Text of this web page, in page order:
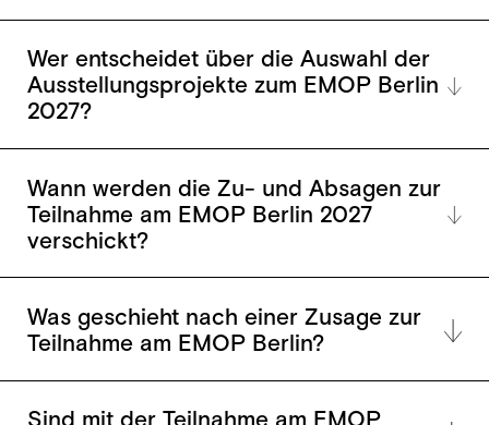
Wer entscheidet über die Auswahl der
Ausstellungsprojekte zum EMOP Berlin
2027?
Wann werden die Zu- und Absagen zur
Teilnahme am EMOP Berlin 2027
verschickt?
Was geschieht nach einer Zusage zur
Teilnahme am EMOP Berlin?